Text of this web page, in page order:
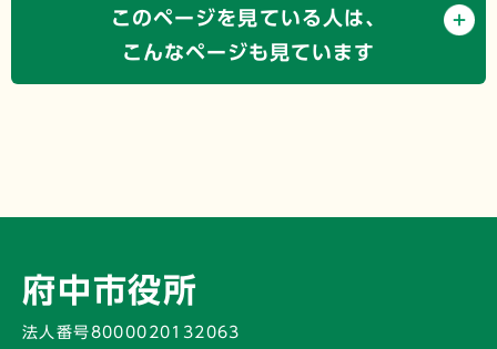
このページを見ている人は、
こんなページも見ています
府中市役所
法人番号8000020132063